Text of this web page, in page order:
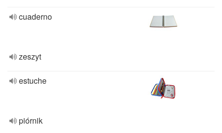
cuaderno
zeszyt
estuche
piórnik